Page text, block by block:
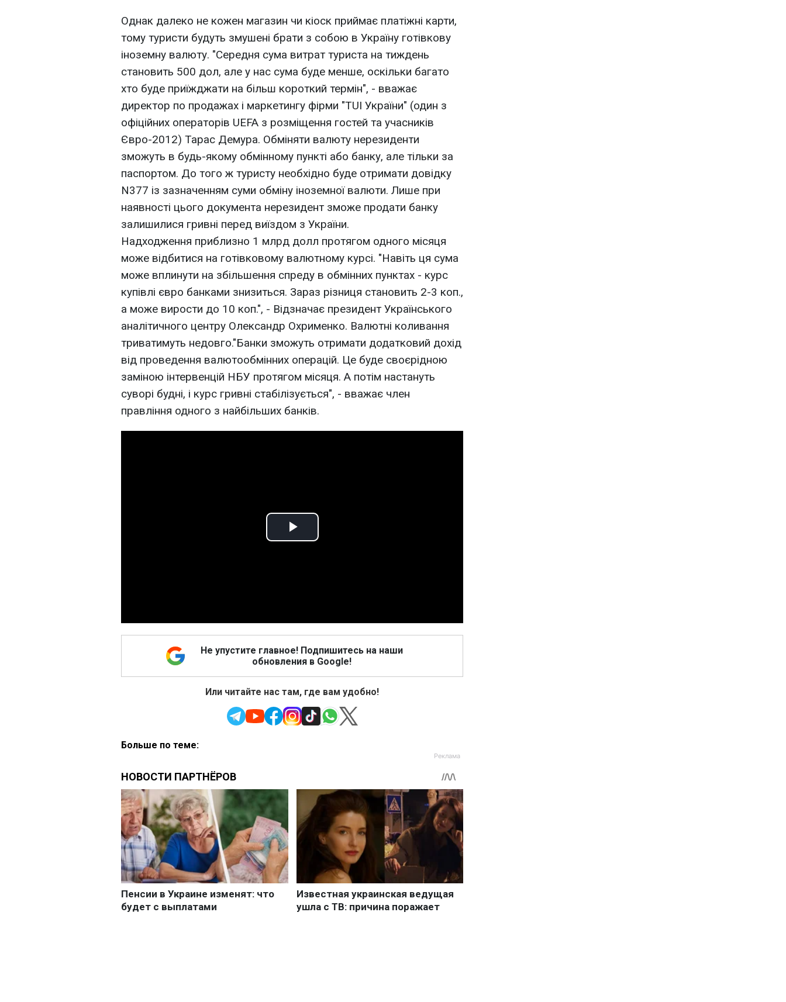
Однак далеко не кожен магазин чи кіоск приймає платіжні карти,
тому туристи будуть змушені брати з собою в Україну готівкову
іноземну валюту. "Середня сума витрат туриста на тиждень
становить 500 дол, але у нас сума буде менше, оскільки багато
хто буде приїжджати на більш короткий термін", - вважає
директор по продажах і маркетингу фірми "TUI України" (один з
офіційних операторів UEFA з розміщення гостей та учасників
Євро-2012) Тарас Демура. Обміняти валюту нерезиденти
зможуть в будь-якому обмінному пункті або банку, але тільки за
паспортом. До того ж туристу необхідно буде отримати довідку
N377 із зазначенням суми обміну іноземної валюти. Лише при
наявності цього документа нерезидент зможе продати банку
залишилися гривні перед виїздом з України.
Надходження приблизно 1 млрд долл протягом одного місяця
може відбитися на готівковому валютному курсі. "Навіть ця сума
може вплинути на збільшення спреду в обмінних пунктах - курс
купівлі євро банками знизиться. Зараз різниця становить 2-3 коп.,
а може вирости до 10 коп.", - Відзначає президент Українського
аналітичного центру Олександр Охрименко. Валютні коливання
триватимуть недовго."Банки зможуть отримати додатковий дохід
від проведення валютообмінних операцій. Це буде своєрідною
заміною інтервенцій НБУ протягом місяця. А потім настануть
суворі будні, і курс гривні стабілізується", - вважає член
правління одного з найбільших банків.
Play
Не упустите главное! Подпишитесь на наши
обновления в Google!
Или читайте нас там, где вам удобно!
Больше по теме: